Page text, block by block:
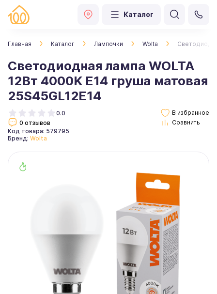
Каталог
Главная Каталог Лампочки Wolta
Светодиодная лампа WOLTA
12Вт 4000K Е14 груша матовая
25S45GL12E14
0.0
0 отзывов
Код товара: 579795
Бренд: Wolta